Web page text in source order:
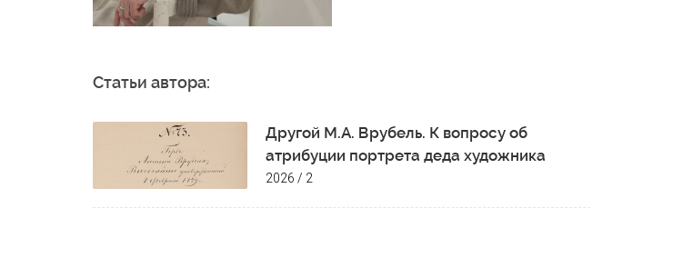
Статьи автора:
Другой М.А. Врубель. К вопросу об
атрибуции портрета деда художника
2026 / 2